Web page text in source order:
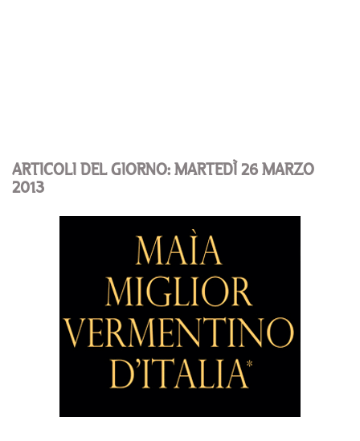
ARTICOLI DEL GIORNO: MARTEDÌ 26 MARZO
2013